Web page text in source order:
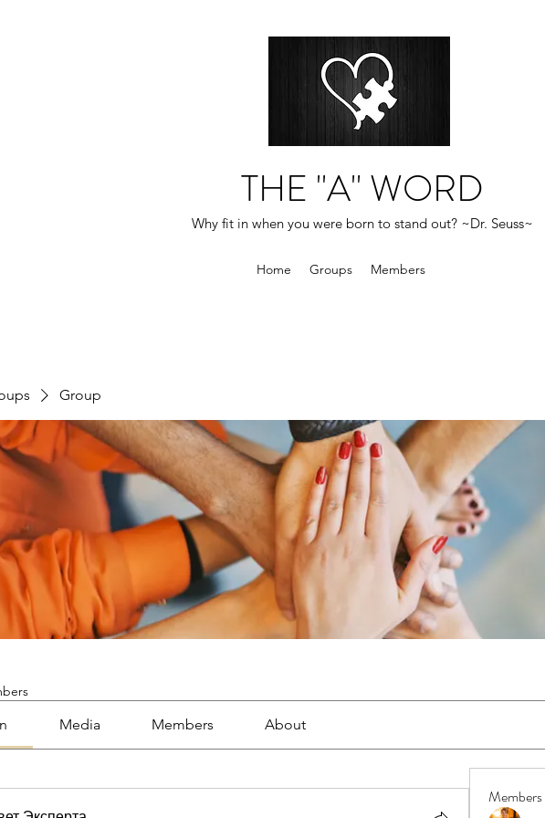
THE "A" WORD
Why fit in when you were born to stand out? ~Dr. Seuss~
Home Groups Members
Group
Media Members About
Members